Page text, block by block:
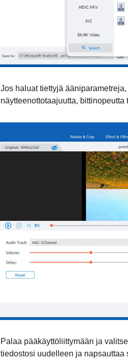
Jos haluat tiettyjä
näytteenottotaajuutta,
Palaa pääkäyttöliittymään ja
tiedostosi uudelleen ja